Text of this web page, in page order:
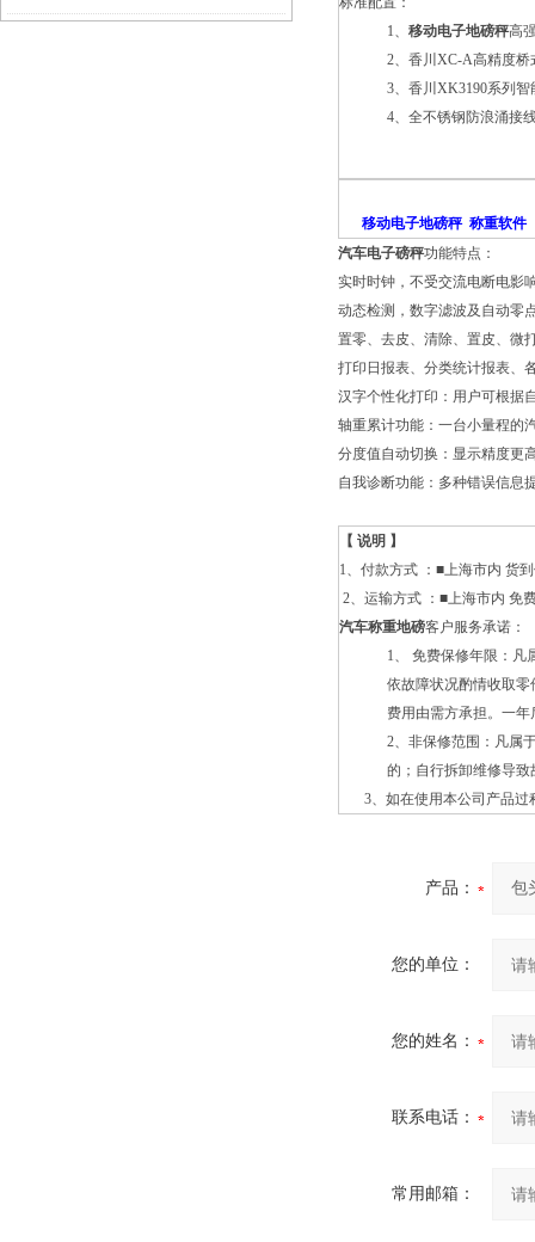
1、 移动电子地磅秤高
2、香川XC-A高精度桥
3、香川XK3190系列
4、全不锈钢防浪涌
移动电子地磅秤 称重软件
汽车电子磅秤功能特点：
实时时钟，不受交流电断电影
动态检测，数字滤波及自动零
置零、去皮、清除、置皮、微
打印日报表、分类统计报表、
汉字个性化打印：用户可根据
轴重累计功能：一台小量程的
分度值自动切换：显示精度更
自我诊断功能：多种错误信息
【 说明 】
1、付款方式 ：■上海市内 货
2、运输方式 ：■上海市内 免
汽车称重地磅客户服务承诺：
1、
免费保修年限：凡
依故障状况酌情收取
费用由需方承担。一年
2、非保修范围：凡属
的；自行拆卸维修导致
3、如在使用本公司产品
产品：
您的单位：
您的姓名：
联系电话：
常用邮箱：